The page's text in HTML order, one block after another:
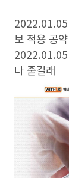
2022.01.05
보 적용 공
2022.01.05
나 줄길래